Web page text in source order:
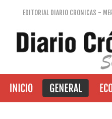
EDITORIAL DIARIO CRONICAS -